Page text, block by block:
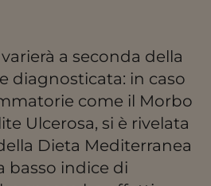
a seconda della
diagnosticata: in caso
come il Morbo
Ulcerosa, si è rivelata
Dieta Mediterranea
basso indice di